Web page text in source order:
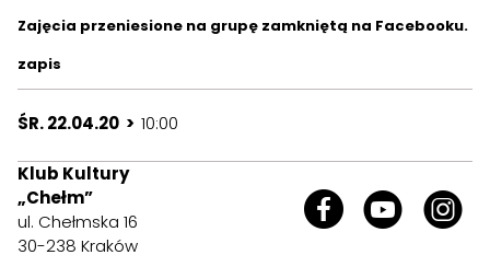
Zajęcia przeniesione na grupę zamkniętą na Facebooku.
zapis
ŚR. 22.04.20 > 10:00
Klub Kultury
„Chełm”
ul. Chełmska 16
30-238 Kraków